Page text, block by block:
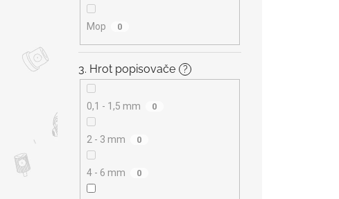
Mop 0
3. Hrot popisovače ?
0,1 - 1,5 mm 0
2 - 3 mm 0
4 - 6 mm 0